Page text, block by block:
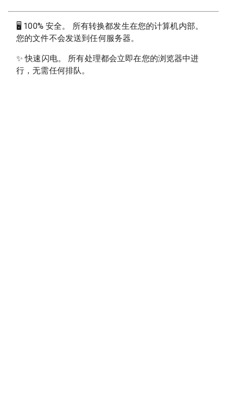
🖥 100% 安全。 所有转换都发生在您的计算机内部。
您的文件不会发送到任何服务器。
✨快速闪电。 所有处理都会立即在您的浏览器中进
行，无需任何排队。